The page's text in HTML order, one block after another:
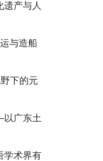
遗产与人
与造船
下的元
广东土
学术界有